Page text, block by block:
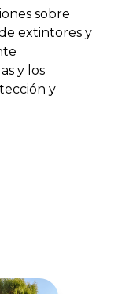
sobre
extintores y
y los
y